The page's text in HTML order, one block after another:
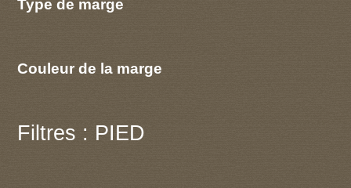
Type de marge
Couleur de la marge
Filtres : PIED